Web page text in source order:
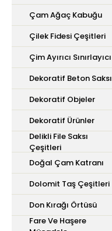
Çam Ağaç Kabuğu
Çilek Fidesi Çeşitleri
Çim Ayırıcı Sınırlayıcı
Dekoratif Beton Saksı
Dekoratif Objeler
Dekoratif Ürünler
Delikli File Saksı
Çeşitleri
Doğal Çam Katranı
Dolomit Taş Çeşitleri
Don Kırağı Örtüsü
Fare Ve Haşere